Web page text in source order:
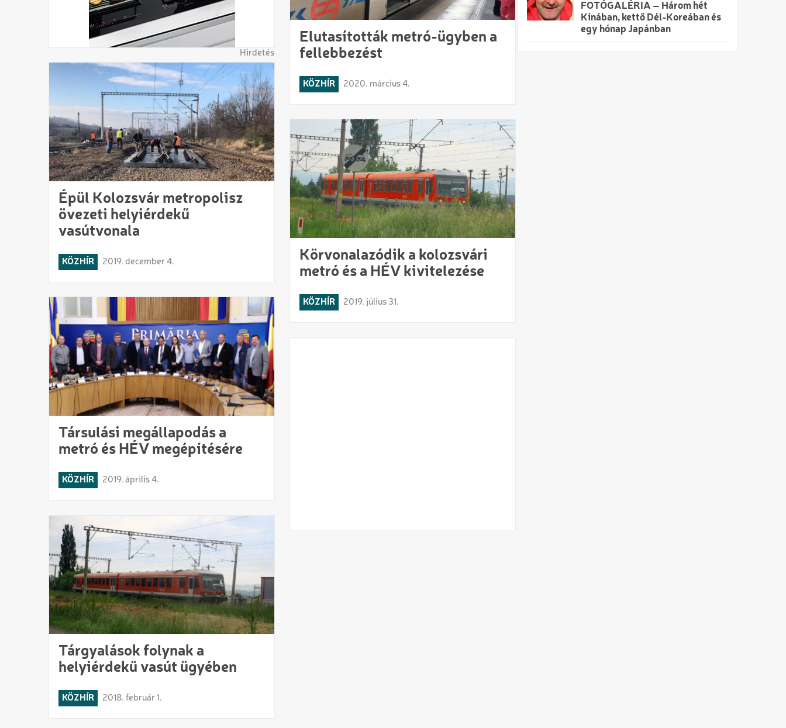
Hirdetés
Elutasították metró-ügyben a
fellebbezést
KÖZHÍR 2020. március 4.
Épül Kolozsvár metropolisz
övezeti helyiérdekű
vasútvonala
KÖZHÍR 2019. december 4.
Körvonalazódik a kolozsvári
metró és a HÉV kivitelezése
KÖZHÍR 2019. július 31.
Társulási megállapodás a
metró és HÉV megépítésére
KÖZHÍR 2019. április 4.
Tárgyalások folynak a
helyiérdekű vasút ügyében
KÖZHÍR 2018. február 1.
FOTÓGALÉRIA – Három hét
Kínában, kettő Dél-Koreában és
egy hónap Japánban